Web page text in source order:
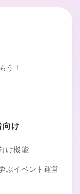
う！
向け
け機能
ぶイベント運営